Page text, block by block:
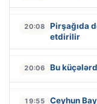
20:08
Pirşağıda
etdirilir
20:06 Bu
19:55 Ceyhun